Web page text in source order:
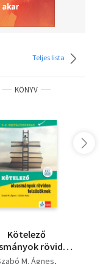
Teljes lista
KÖNYV
Kötelező
röviden
- 5-8.
M. Ágnes